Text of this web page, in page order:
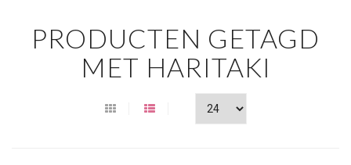
PRODUCTEN GETAGD
MET HARITAKI